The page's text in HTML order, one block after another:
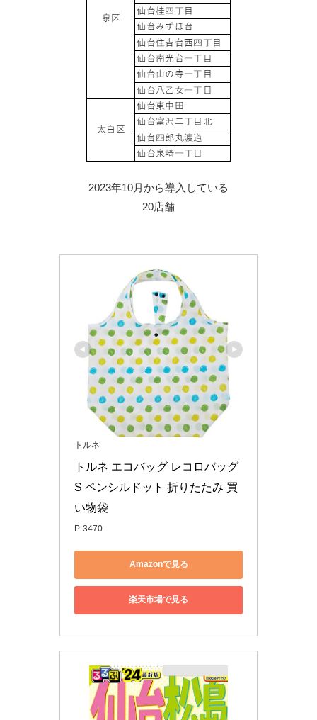
2023年10月から導入している
20店舗
トルネ
トルネ エコバッグ レコロバッグ
S ペンシルドット 折りたたみ 買
い物袋
P-3470
Amazonで見る
楽天市場で見る